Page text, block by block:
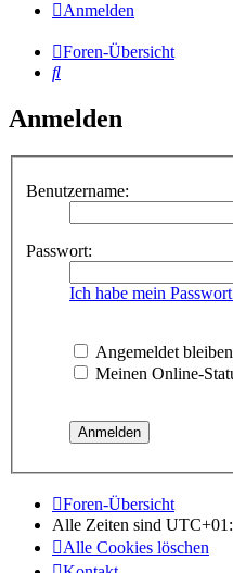
Anmelden
Foren-Übersicht
Suche
Anmelden
Benutzername:
Passwort:
Ich habe mein
Angemeldet bleiben
Meinen Online-
Foren-Übersicht
Alle Zeiten sind
Alle Cookies löschen